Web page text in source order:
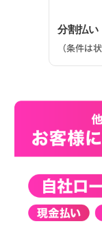
分割払い
（条件は